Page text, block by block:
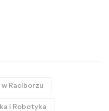
Raciborzu
i Robotyka